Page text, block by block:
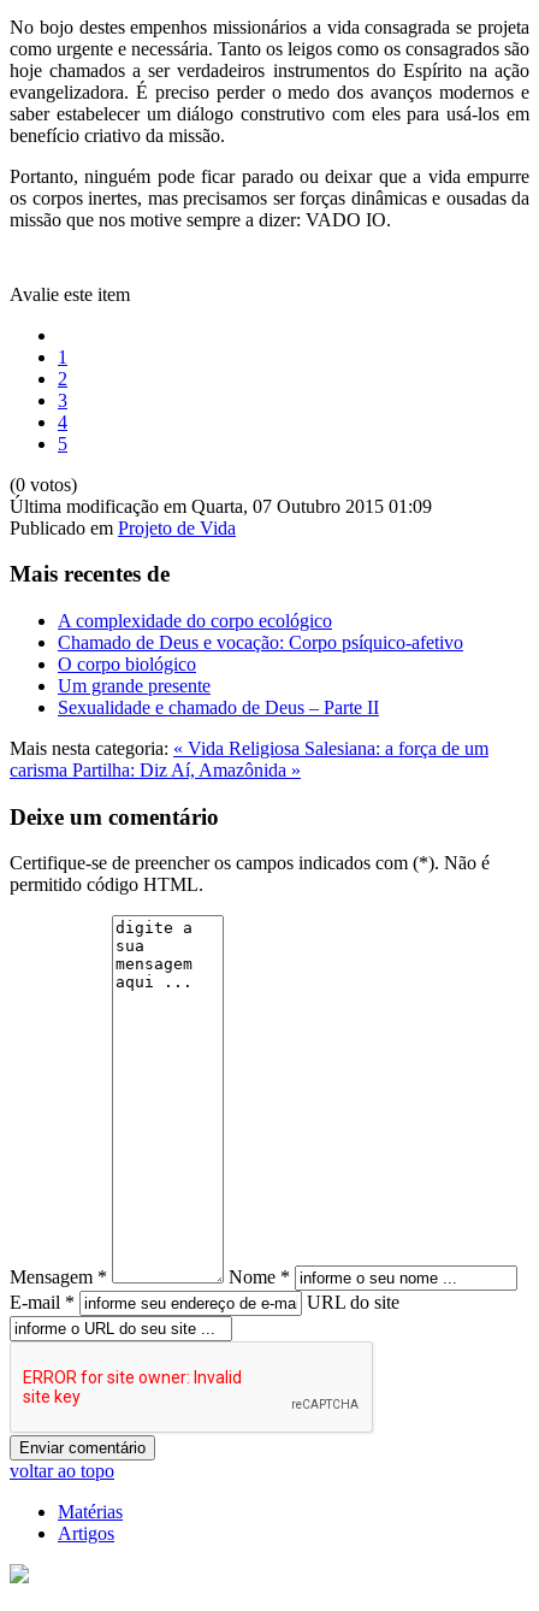
No bojo destes empenhos missionários a vida consagrada se projeta
como urgente e necessária. Tanto os leigos como os consagrados são
hoje chamados a ser verdadeiros instrumentos do Espírito na ação
evangelizadora. É preciso perder o medo dos avanços modernos e
saber estabelecer um diálogo construtivo com eles para usá-los em
benefício criativo da missão.
Portanto, ninguém pode ficar parado ou deixar que a vida empurre
os corpos inertes, mas precisamos ser forças dinâmicas e ousadas da
missão que nos motive sempre a dizer: VADO IO.
Avalie este item
1
2
3
4
5
(0 votos)
Última modificação em Quarta, 07 Outubro 2015 01:09
Publicado em Projeto de Vida
Mais recentes de
A complexidade do corpo ecológico
Chamado de Deus e vocação: Corpo psíquico-afetivo
O corpo biológico
Um grande presente
Sexualidade e chamado de Deus – Parte II
Mais nesta categoria: « Vida Religiosa Salesiana: a força de um
carisma Partilha: Diz Aí, Amazônida »
Deixe um comentário
Certifique-se de preencher os campos indicados com (*). Não é
permitido código HTML.
Mensagem *
Nome *
E-mail *
URL do site
voltar ao topo
Matérias
Artigos